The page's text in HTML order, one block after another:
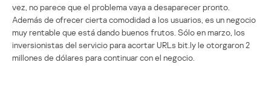
vez, no parece que el problema vaya a desaparecer pronto.
Además de ofrecer cierta comodidad a los usuarios, es un negocio
muy rentable que está dando buenos frutos. Sólo en marzo, los
inversionistas del servicio para acortar URLs bit.ly le otorgaron 2
millones de dólares para continuar con el negocio.